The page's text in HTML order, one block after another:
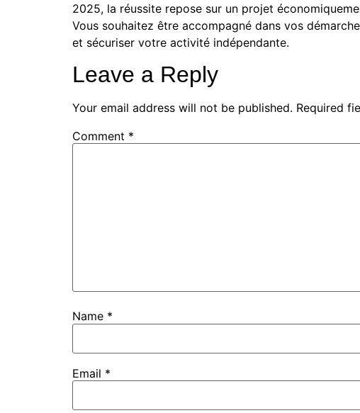
2025, la réussite repose sur un projet
Vous souhaitez être accompagné dans vos
et sécuriser votre activité indépendante.
Leave a Reply
Your email address will not be published. Required
Comment *
Name *
Email *